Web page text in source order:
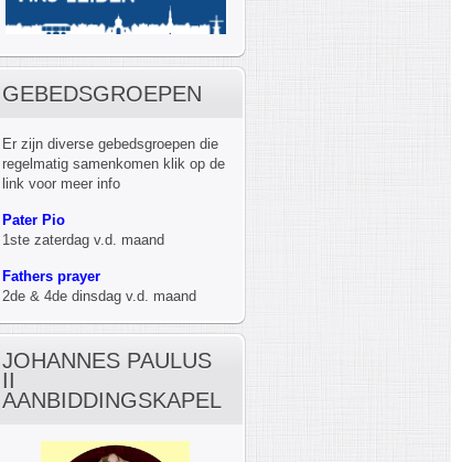
GEBEDSGROEPEN
Er zijn diverse gebedsgroepen die
regelmatig samenkomen klik op de
link voor meer info
Pater Pio
1ste zaterdag v.d. maand
Fathers prayer
2de & 4de dinsdag v.d. maand
JOHANNES PAULUS
II
AANBIDDINGSKAPEL